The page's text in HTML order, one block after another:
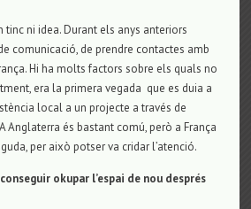
ni idea. Durant els anys anteriors
comunicació, de prendre contactes amb
Hi ha molts factors sobre els quals no
era la primera vegada que es duia a
local a un projecte a través de
Anglaterra és bastant comú, però a França
per això potser va cridar l’atenció.
okupar l’espai de nou després